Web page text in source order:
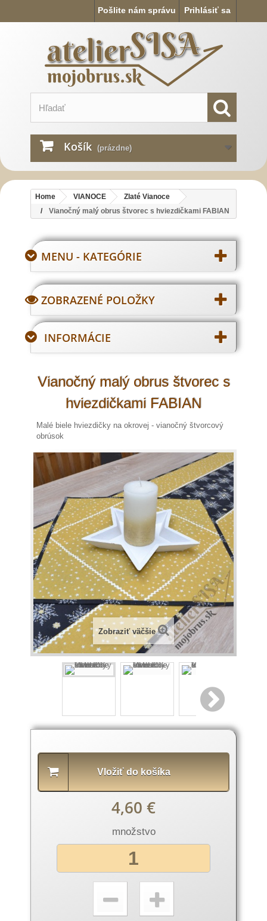
Prihlásiť sa
Pošlite nám správu
Košík (prázdne)
Home VIANOCE
Zlaté Vianoce
Vianočný malý obrus štvorec s hviezdičkami FABIAN
MENU - KATEGÓRIE
ZOBRAZENÉ POLOŽKY
INFORMÁCIE
Vianočný malý obrus štvorec s
hviezdičkami FABIAN
Malé biele hviezdičky na okrovej - vianočný štvorcový
obrúsok
Zobraziť väčšie
Vložiť do košíka
4,60 €
množstvo
produktu